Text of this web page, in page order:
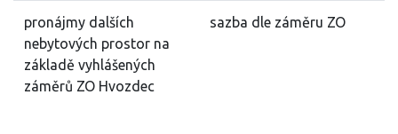
pronájmy dalších
nebytových prostor na
základě vyhlášených
záměrů ZO Hvozdec
sazba dle záměru ZO